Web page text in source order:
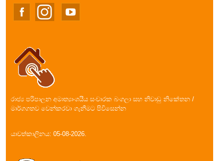
රාජ්‍ය පරිපාලන අමාත්‍යාංශයීය සංචාරක බංගලා සහ නිවාඩු නිකේතන /
මාර්ගගතව වෙන්කරවා ගැනීමට පිවිසෙන්න
යාවත්කාලිනය: 05-08-2026.